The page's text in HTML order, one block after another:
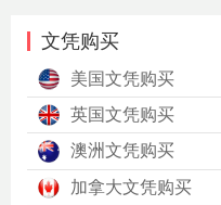
文凭购买
美国文凭购买
英国文凭购买
澳洲文凭购买
加拿大文凭购买